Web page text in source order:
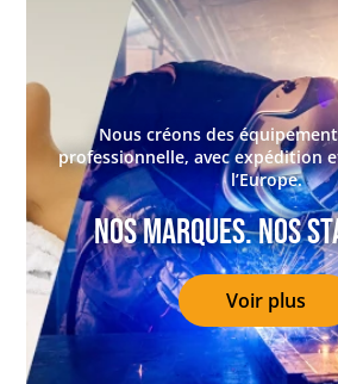
Nous créons des
professionnelle, avec expédition
l’Europe.
Nos marques. Nos
Voir plus